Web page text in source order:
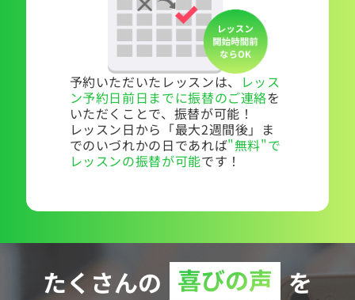
予約いただいたレッスンは、
レッス
ン予約日前日までに振替のご連絡を
いただくことで、振替が可能！
レッスン日から「最大2週間後」ま
でのいづれかの日であれば"無料"で
レッスンの振替が可能です！
たくさんの 喜びの声 を